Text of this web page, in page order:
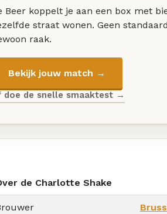
Beer koppelt je aan een box met
straat wonen. Geen
raak.
Bekijk jouw match →
doe de snelle smaaktest →
de Charlotte Shake